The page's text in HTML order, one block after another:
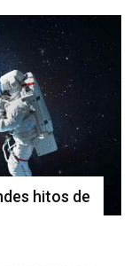
hitos de